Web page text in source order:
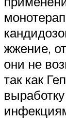
жжение,
они не
так как